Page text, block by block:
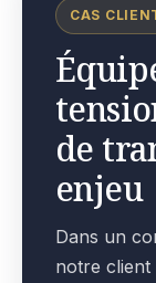
CAS
de
enjeu
Dans un
notre client